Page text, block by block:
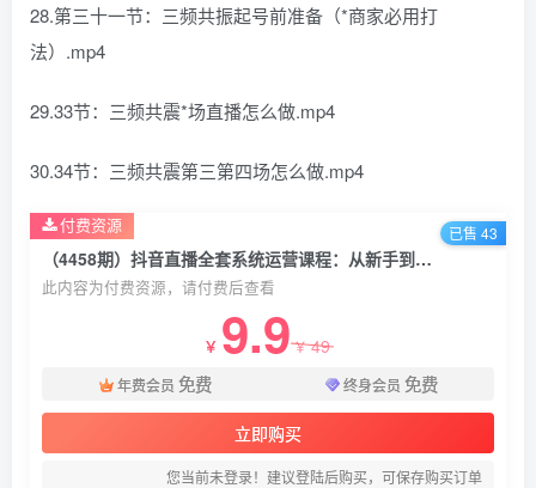
28.第三十一节：三频共振起号前准备（*商家必用打
法）.mp4
29.33节：三频共震*场直播怎么做.mp4
30.34节：三频共震第三第四场怎么做.mp4
（4458期）抖音直播全套系统运营课程：从新手到大神，手把手教你做直播短视频
此内容为付费资源，请付费后查看
￥ 9.9￥49
年费会员 免费 终身会员 免费
立即购买
您当前未登录！建议登陆后购买，可保存购买订单
付费资源 已售 43